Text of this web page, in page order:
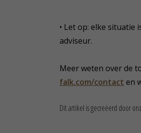
• Let op: elke situatie
adviseur.
Meer weten over de
falk.com/contact en
Dit artikel is gecreëerd door